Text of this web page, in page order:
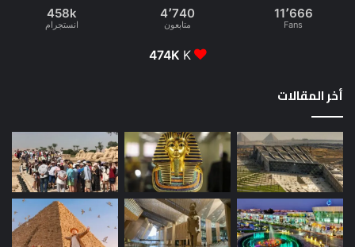
11٬666
Fans
4٬740
متابعون
458k
انستجرام
474K K
أخر المقالات